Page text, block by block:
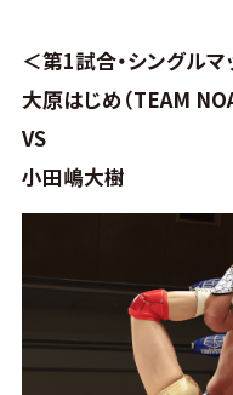
サ
イ
ト
＜第1試合・シングルマ
大原はじめ（TEAM
VS
小田嶋大樹